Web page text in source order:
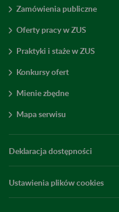
Zamówienia publiczne
Oferty pracy w ZUS
Praktyki i staże w ZUS
Konkursy ofert
Mienie zbędne
Mapa serwisu
Deklaracja dostępności
Ustawienia plików cookies